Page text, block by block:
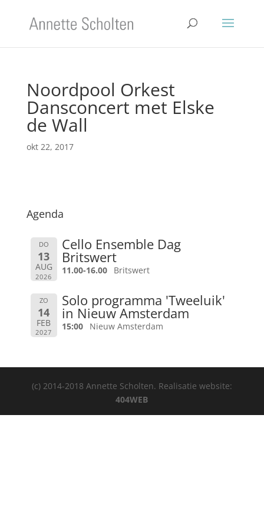
Noordpool Orkest
Dansconcert met Elske
de Wall
okt 22, 2017
Agenda
DO
13
AUG
2026
Cello Ensemble Dag
Britswert
11.00-16.00 Britswert
ZO
14
FEB
2027
Solo programma 'Tweeluik'
in Nieuw Amsterdam
15:00 Nieuw Amsterdam
(c) 2014-2018 Annette Scholten. Realisatie website:
404WEB